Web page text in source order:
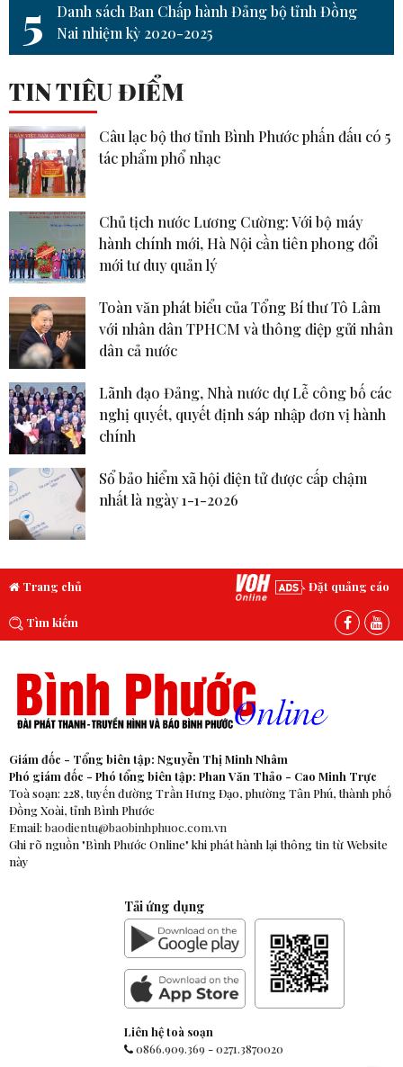
5
Danh sách Ban Chấp hành Đảng bộ tỉnh Đồng
Nai nhiệm kỳ 2020-2025
TIN TIÊU ĐIỂM
Câu lạc bộ thơ tỉnh Bình Phước phấn đấu có 5
tác phẩm phổ nhạc
Chủ tịch nước Lương Cường: Với bộ máy
hành chính mới, Hà Nội cần tiên phong đổi
mới tư duy quản lý
Toàn văn phát biểu của Tổng Bí thư Tô Lâm
với nhân dân TPHCM và thông điệp gửi nhân
dân cả nước
Lãnh đạo Đảng, Nhà nước dự Lễ công bố các
nghị quyết, quyết định sáp nhập đơn vị hành
chính
Sổ bảo hiểm xã hội điện tử được cấp chậm
nhất là ngày 1-1-2026
Trang chủ Đặt quảng cáo
Tìm kiếm
Giám đốc - Tổng biên tập: Nguyễn Thị Minh Nhâm
Phó giám đốc - Phó tổng biên tập: Phan Văn Thảo - Cao Minh Trực
Toà soạn: 228, tuyến đường Trần Hưng Đạo, phường Tân Phú, thành phố
Đồng Xoài, tỉnh Bình Phước
Email: baodientu@baobinhphuoc.com.vn
Ghi rõ nguồn "Bình Phước Online" khi phát hành lại thông tin từ Website
này
Tải ứng dụng
Liên hệ toà soạn
0866.909.369-0271.3870020